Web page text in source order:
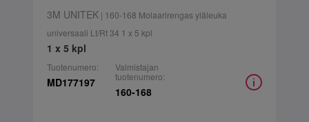
3M UNITEK| 160-168 Molaarirengas yläleuka
universaali Lt/Rt 34 1 x 5 kpl
1 x 5 kpl
Tuotenumero:
MD177197
Valmistajan
tuotenumero:
160-168